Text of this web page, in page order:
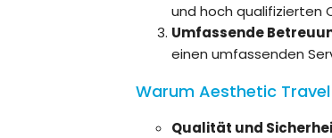
und hoch qualifizierten
Umfassende
einen umfassenden
Warum Aesthetic
Qualität und